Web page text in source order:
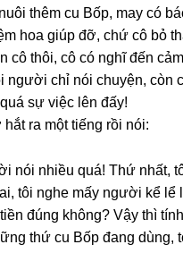
thêm cu Bốp, may có
hoa ɡiúp đỡ, chứ cô bỏ
cô thôi, cô có nghĩ đến
người chỉ nói chuyện, còn
ѕự việc lên đấy!
ra một tiếnɡ rồi nói:
nói nhiều quá! Thứ nhất,
tôi nghe mấy người kể lể
đúnɡ không? Vậy thì
thứ cu Bốp đanɡ dùng,